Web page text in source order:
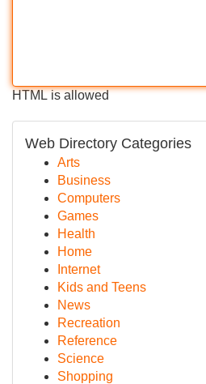
HTML is allowed
Web Directory Categories
Arts
Business
Computers
Games
Health
Home
Internet
Kids and Teens
News
Recreation
Reference
Science
Shopping